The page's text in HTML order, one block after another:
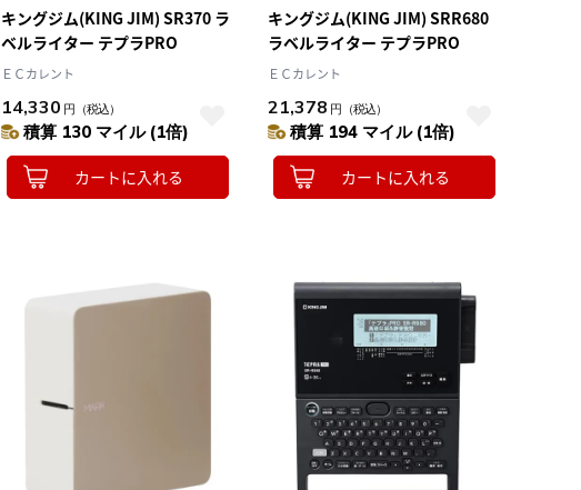
キングジム(KING JIM) SR370 ラ
ベルライター テプラPRO
ＥＣカレント
14,330 円 （税込）
積算 130 マイル (1倍)
カートに入れる
キングジム(KING JIM) SRR680
ラベルライター テプラPRO
ＥＣカレント
21,378 円 （税込）
積算 194 マイル (1倍)
カートに入れる